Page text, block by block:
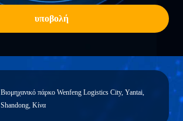
υποβολή
Βιομηχανικό πάρκο Wenfeng Logistics City, Yantai,
Shandong, Κίνα